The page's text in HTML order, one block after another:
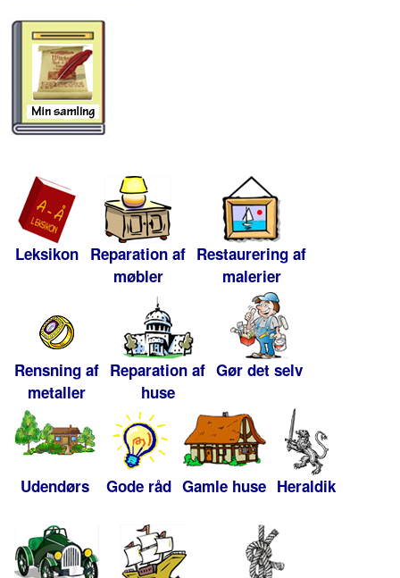
Leksikon Reparation af
møbler
Restaurering af
malerier
Rensning af
metaller
Reparation af
huse
Gør det selv
Udendørs Gode råd Gamle huse Heraldik